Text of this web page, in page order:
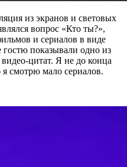
из экранов и световых
вопрос «Кто ты?»,
и сериалов в виде
гостю показывали одно из
цитат. Я не до конца
смотрю мало сериалов.